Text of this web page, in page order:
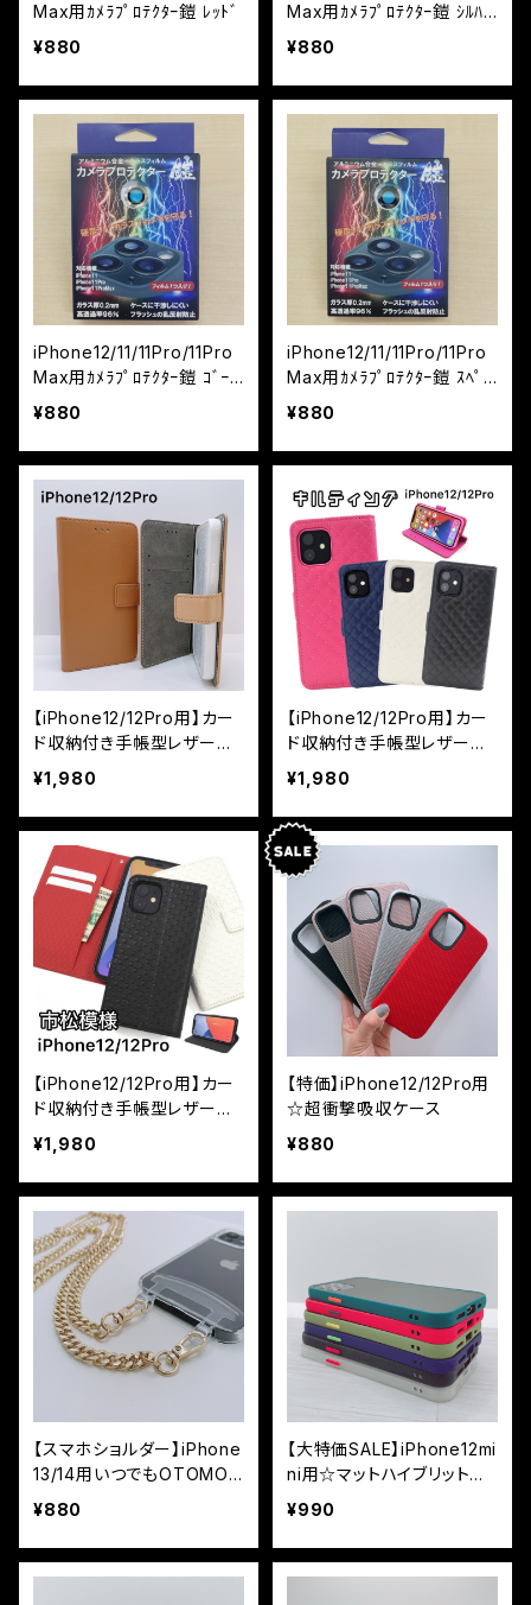
Max用ｶﾒﾗﾌﾟﾛﾃｸﾀｰ鎧 ﾚｯﾄﾞ
¥880
Max用ｶﾒﾗﾌﾟﾛﾃｸﾀｰ鎧 ｼﾙﾊﾞ
ｰ
¥880
iPhone12/11/11Pro/11Pro
Max用ｶﾒﾗﾌﾟﾛﾃｸﾀｰ鎧 ｺﾞｰﾙ
ﾄﾞ
¥880
iPhone12/11/11Pro/11Pro
Max用ｶﾒﾗﾌﾟﾛﾃｸﾀｰ鎧 ｽﾍﾟｰ
ｽｸﾞﾚｲ
¥880
【iPhone12/12Pro用】カー
ド収納付き手帳型レザーケ
ース カラーレザー
¥1,980
【iPhone12/12Pro用】カー
ド収納付き手帳型レザーケ
ース カラーレザー キル
ティングデザイン
¥1,980
【iPhone12/12Pro用】カー
ド収納付き手帳型レザーケ
ース カラーレザー 市松
模様デザイン
¥1,980
【特価】iPhone12/12Pro用
☆超衝撃吸収ケース
¥880
【スマホショルダー】iPhone
13/14用いつでもOTOMO
☆チェーンストラップ付ハイ
¥880
【大特価SALE】iPhone12mi
ni用☆マットハイブリットケ
ース
¥990